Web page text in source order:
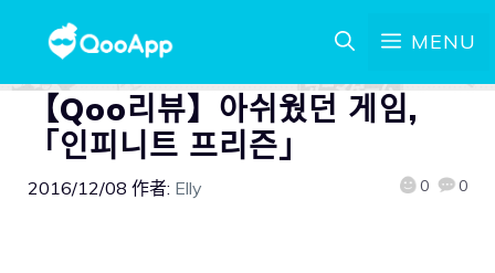
MENU
【Qoo리뷰】아쉬웠던 게임,
「인피니트 프리즌」
2016/12/08 作者: Elly 0 0